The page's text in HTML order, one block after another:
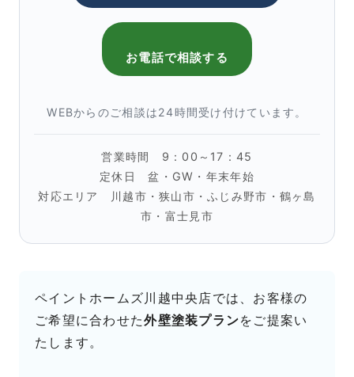
お電話で相談する
WEBからのご相談は24時間受け付けています。
営業時間 9：00～17：45
定休日 盆・GW・年末年始
対応エリア 川越市・狭山市・ふじみ野市・鶴ヶ島
市・富士見市
ペイントホームズ川越中央店では、お客様の
ご希望に合わせた外壁塗装プランをご提案い
たします。